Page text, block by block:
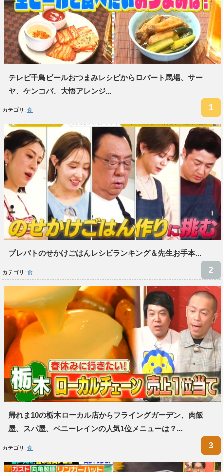
テレビ千鳥ビールおつまみレシピからロバート馬場、サー
ヤ、ケンコバ、大悟アレンジ...
カテゴリ: 食
プレバトのせかけごはんレシピランキング＆先生お手本...
カテゴリ: 食
帰れま10の栃木ローカル店からフライングガーデン、肉飯
屋、スパ屋、ペニーレインの人気1位メニューは？...
カテゴリ: 食